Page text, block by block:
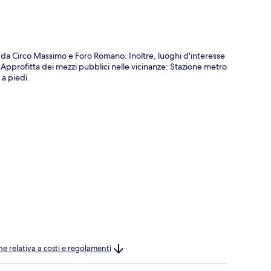
Circo Massimo e Foro Romano. Inoltre, luoghi d'interesse
dei mezzi pubblici nelle vicinanze: Stazione metro
piedi.
relativa a costi e regolamenti